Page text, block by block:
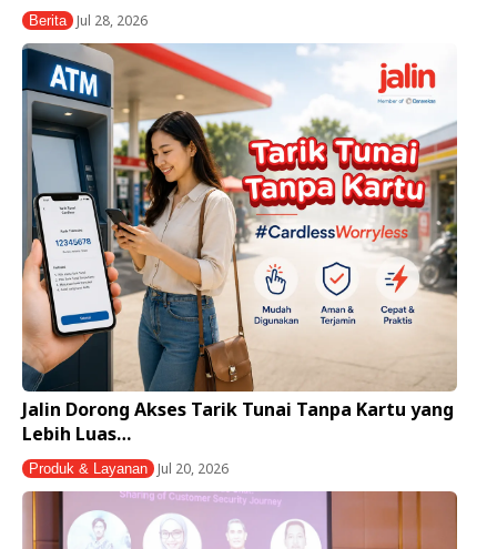
Berita Jul 28, 2026
Jalin Dorong Akses Tarik Tunai Tanpa Kartu yang
Lebih Luas…
Produk & Layanan Jul 20, 2026